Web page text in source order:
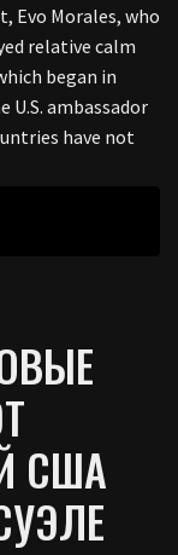
Evo Morales, who
relative calm
began in
U.S. ambassador
have not
США